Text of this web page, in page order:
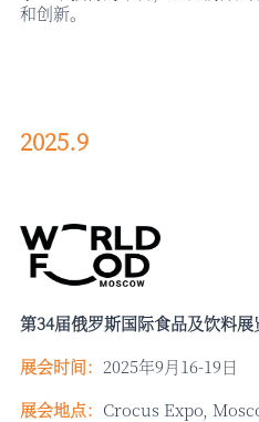
和创新。
2025.9
第34届俄罗斯国际食品及饮料展
展会时间： 2025年9月16-19日
展会地点： Crocus Expo,